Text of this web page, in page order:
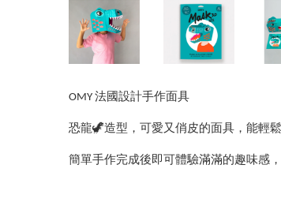
OMY 法國設計手作面具
恐龍🦖造型，可愛又俏皮的面具，能輕鬆
簡單手作完成後即可體驗滿滿的趣味感